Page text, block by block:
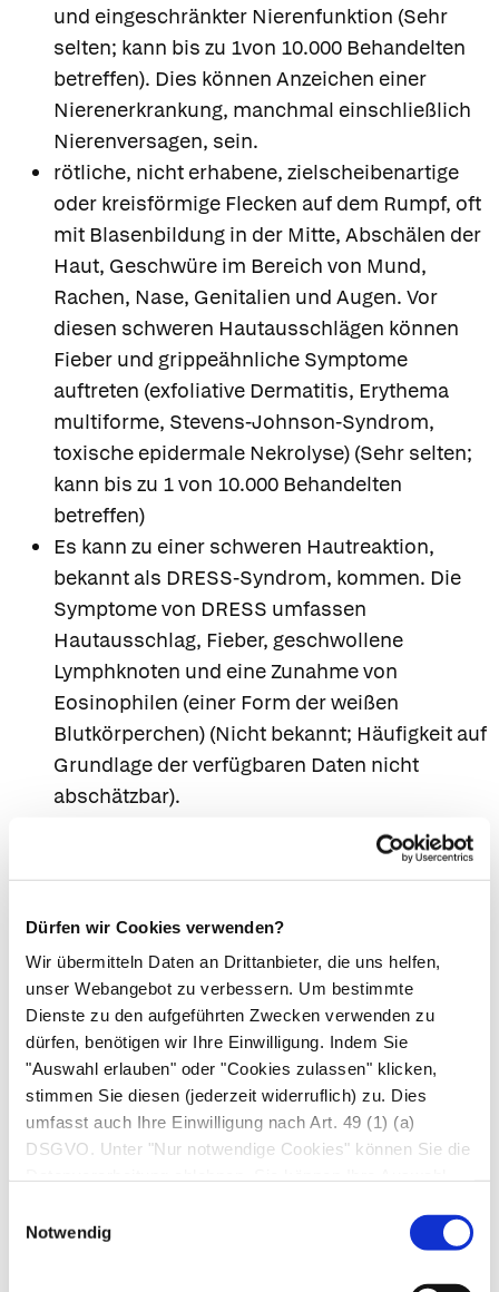
Dürfen wir Cookies verwenden?
Wir übermitteln Daten an Drittanbieter, die uns helfen,
unser Webangebot zu verbessern. Um bestimmte
Dienste zu den aufgeführten Zwecken verwenden zu
dürfen, benötigen wir Ihre Einwilligung. Indem Sie
"Auswahl erlauben" oder "Cookies zulassen" klicken,
stimmen Sie diesen (jederzeit widerruflich) zu. Dies
umfasst auch Ihre Einwilligung nach Art. 49 (1) (a)
DSGVO. Unter "Nur notwendige Cookies" können Sie die
Notwendig
und eingeschränkter Nierenfunktion (Sehr
selten; kann bis zu 1von 10.000 Behandelten
betreffen). Dies können Anzeichen einer
Nierenerkrankung, manchmal einschließlich
Nierenversagen, sein.
rötliche, nicht erhabene, zielscheibenartige
oder kreisförmige Flecken auf dem Rumpf, oft
mit Blasenbildung in der Mitte, Abschälen der
Haut, Geschwüre im Bereich von Mund,
Rachen, Nase, Genitalien und Augen. Vor
diesen schweren Hautausschlägen können
Fieber und grippeähnliche Symptome
auftreten (exfoliative Dermatitis, Erythema
multiforme, Stevens-Johnson-Syndrom,
toxische epidermale Nekrolyse) (Sehr selten;
kann bis zu 1 von 10.000 Behandelten
betreffen)
Es kann zu einer schweren Hautreaktion,
bekannt als DRESS-Syndrom, kommen. Die
Symptome von DRESS umfassen
Hautausschlag, Fieber, geschwollene
Lymphknoten und eine Zunahme von
Eosinophilen (einer Form der weißen
Blutkörperchen) (Nicht bekannt; Häufigkeit auf
Grundlage der verfügbaren Daten nicht
abschätzbar).
Bei Behandlungsbeginn ein roter, schuppiger,
weit verbreiteter Hautausschlag mit
Unebenheiten unter der Haut und von Fieber
begleiteten Blasen, die sich in erster Linie auf
den Hautfalten, dem Rumpf und den oberen
Extremitäten befinden (akute generalisierte
exanthematische Pustulose) (Nicht bekannt;
Häufigkeit auf Grundlage der verfügbaren
Daten nicht abschätzbar).
Mögliche Nebenwirkungen
Bei den folgenden Nebenwirkungen muss
unterschiedlich sind.